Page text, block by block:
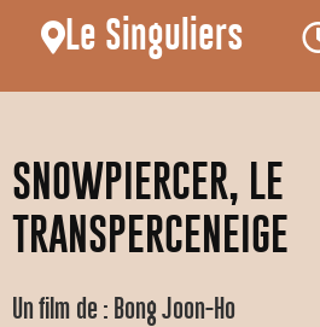
Le Singuliers
SNOWPIERCER, LE
TRANSPERCENEIGE
Un film de : Bong Joon-Ho